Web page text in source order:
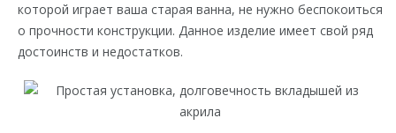
которой играет ваша старая ванна, не нужно беспокоиться
о прочности конструкции. Данное изделие имеет свой ряд
достоинств и недостатков.